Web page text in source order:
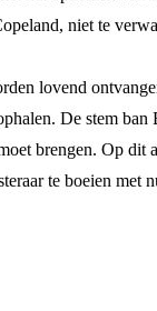
niet te
lovend
De stem
brengen. Op
te boeien